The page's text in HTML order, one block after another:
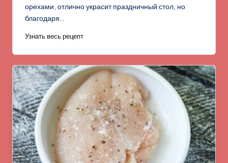
орехами, отлично украсит праздничный стол, но
благодаря…
Узнать весь рецепт